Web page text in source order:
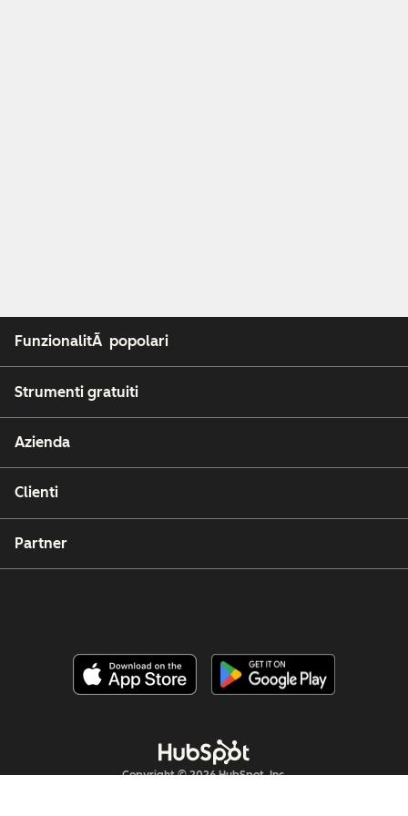
FunzionalitÃ popolari
Strumenti gratuiti
Azienda
Clienti
Partner
Copyright © 2026 HubSpot, Inc.